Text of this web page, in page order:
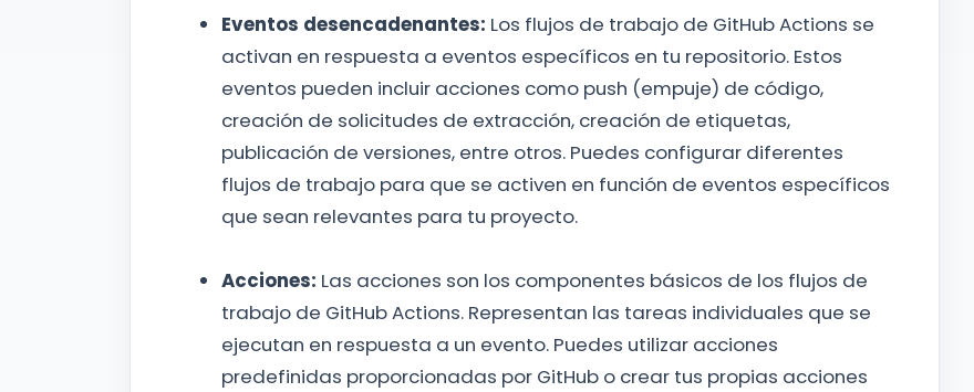
Eventos desencadenantes: Los flujos de trabajo de GitHub Actions se
activan en respuesta a eventos específicos en tu repositorio. Estos
eventos pueden incluir acciones como push (empuje) de código,
creación de solicitudes de extracción, creación de etiquetas,
publicación de versiones, entre otros. Puedes configurar diferentes
flujos de trabajo para que se activen en función de eventos específicos
que sean relevantes para tu proyecto.
Acciones: Las acciones son los componentes básicos de los flujos de
trabajo de GitHub Actions. Representan las tareas individuales que se
ejecutan en respuesta a un evento. Puedes utilizar acciones
predefinidas proporcionadas por GitHub o crear tus propias acciones